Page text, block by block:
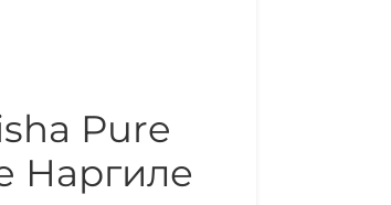
Pure
Наргиле